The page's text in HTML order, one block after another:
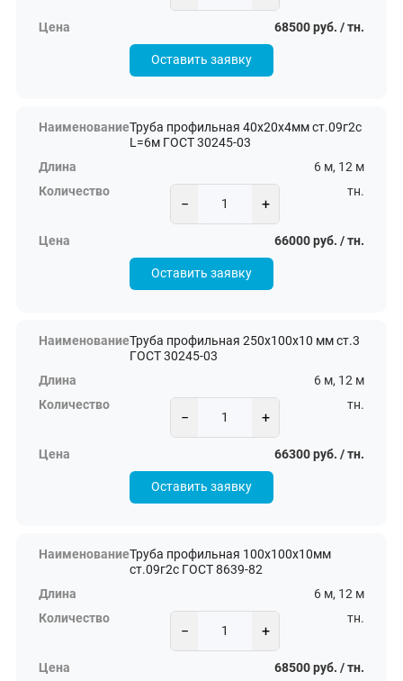
68500 руб. / тн.
Оставить заявку
Труба профильная 40х20х4мм ст.09г2с
L=6м ГОСТ 30245-03
6 м, 12 м
− +
тн.
66000 руб. / тн.
Оставить заявку
Труба профильная 250х100х10 мм ст.3
ГОСТ 30245-03
6 м, 12 м
− +
тн.
66300 руб. / тн.
Оставить заявку
Труба профильная 100х100х10мм
ст.09г2с ГОСТ 8639-82
6 м, 12 м
− +
тн.
68500 руб. / тн.